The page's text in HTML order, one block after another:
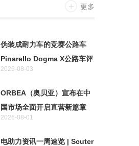
更多
伪装成耐力车的竞赛公路车
Pinarello Dogma X公路车评
测
2026-08-03
ORBEA（奥贝亚）宣布在中
国市场全面开启直营新篇章
2026-08-01
电助力资讯一周速览 | Scuter